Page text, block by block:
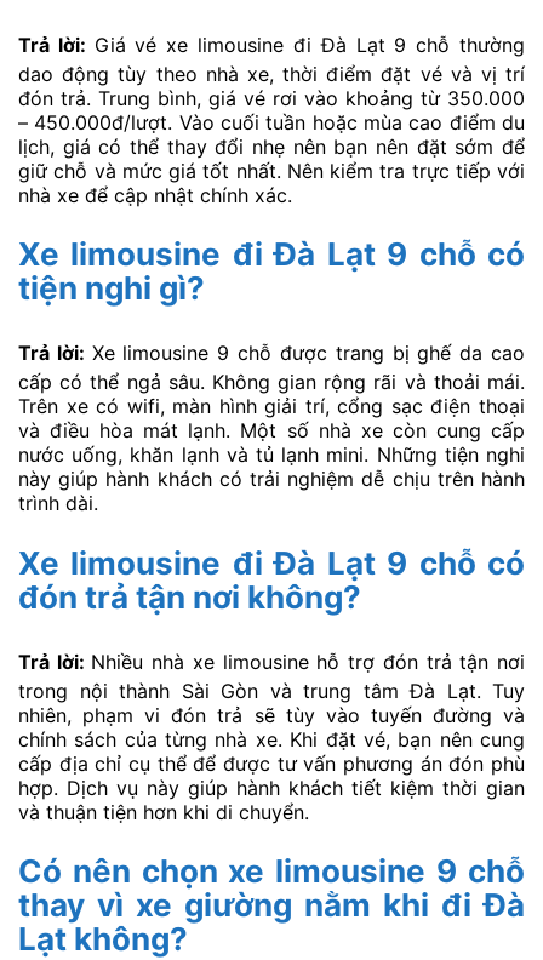
Trả lời: Giá vé xe limousine đi Đà Lạt 9 chỗ thường
dao động tùy theo nhà xe, thời điểm đặt vé và vị trí
đón trả. Trung bình, giá vé rơi vào khoảng từ 350.000
– 450.000đ/lượt. Vào cuối tuần hoặc mùa cao điểm du
lịch, giá có thể thay đổi nhẹ nên bạn nên đặt sớm để
giữ chỗ và mức giá tốt nhất. Nên kiểm tra trực tiếp với
nhà xe để cập nhật chính xác.
Xe limousine đi Đà Lạt 9 chỗ có
tiện nghi gì?
Trả lời: Xe limousine 9 chỗ được trang bị ghế da cao
cấp có thể ngả sâu. Không gian rộng rãi và thoải mái.
Trên xe có wifi, màn hình giải trí, cổng sạc điện thoại
và điều hòa mát lạnh. Một số nhà xe còn cung cấp
nước uống, khăn lạnh và tủ lạnh mini. Những tiện nghi
này giúp hành khách có trải nghiệm dễ chịu trên hành
trình dài.
Xe limousine đi Đà Lạt 9 chỗ có
đón trả tận nơi không?
Trả lời: Nhiều nhà xe limousine hỗ trợ đón trả tận nơi
trong nội thành Sài Gòn và trung tâm Đà Lạt. Tuy
nhiên, phạm vi đón trả sẽ tùy vào tuyến đường và
chính sách của từng nhà xe. Khi đặt vé, bạn nên cung
cấp địa chỉ cụ thể để được tư vấn phương án đón phù
hợp. Dịch vụ này giúp hành khách tiết kiệm thời gian
và thuận tiện hơn khi di chuyển.
Có nên chọn xe limousine 9 chỗ
thay vì xe giường nằm khi đi Đà
Lạt không?